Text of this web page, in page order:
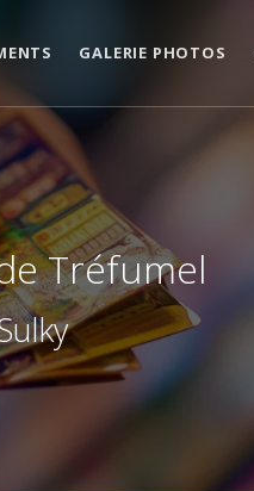
GALERIE PHOTOS
Tréfumel